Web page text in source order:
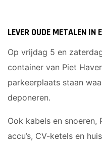
LEVER OUDE METALEN IN
Op vrijdag 5 en
container van Piet
parkeerplaats staan
deponeren.
Ook kabels en snoeren,
accu’s, CV-ketels en